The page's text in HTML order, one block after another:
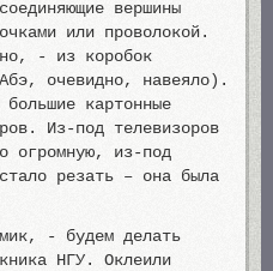
вершины
или проволокой.
- из коробок
очевидно, навеяло).
картонные
Из-под телевизоров
огромную, из-под
резать – она была
- будем делать
НГУ. Оклеили